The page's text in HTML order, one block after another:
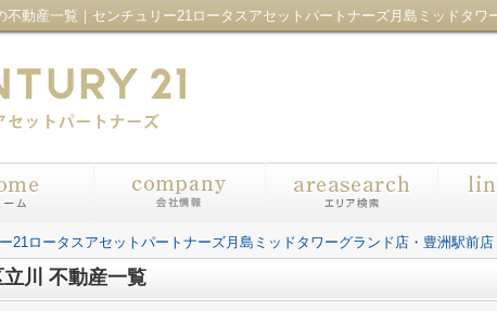
21ロータスアセットパートナーズ月島ミッドタワーグランド店・豊洲駅前店
川 不動産一覧